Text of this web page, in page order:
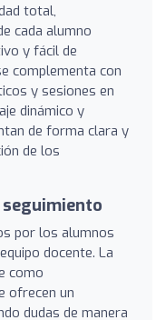
total,
cada alumno
y fácil de
complementa con
y sesiones en
dinámico y
de forma clara y
de los
por los alumnos
docente. La
como
ofrecen un
dudas de manera